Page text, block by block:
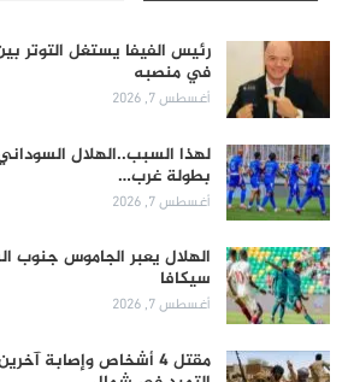
رئيس الفيفا يستغل التوتر
في منصبه
أغسطس 7, 2026
لهذا السبب..الهلال
بطولة غرب…
أغسطس 7, 2026
الهلال يعبر الجاموس جنوب
سيكافا
أغسطس 7, 2026
مقتل 4 أشخاص وإصابة